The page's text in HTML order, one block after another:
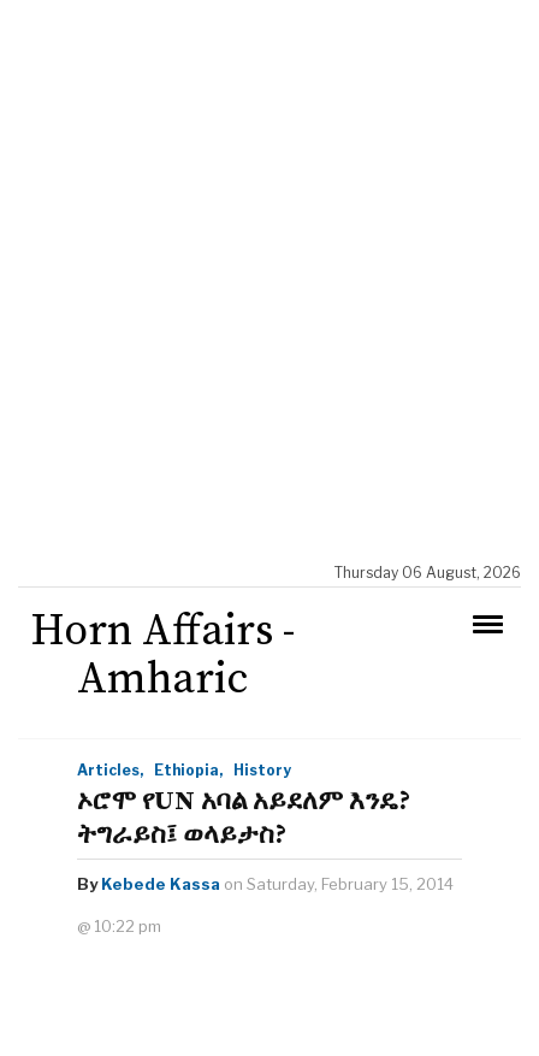
Thursday 06 August, 2026
Horn Affairs -
Amharic
Articles, Ethiopia, History
ኦሮሞ የUN አባል አይደለም እንዴ?
ትግራይስ፤ ወላይታስ?
By Kebede Kassa on Saturday, February 15, 2014
@ 10:22 pm